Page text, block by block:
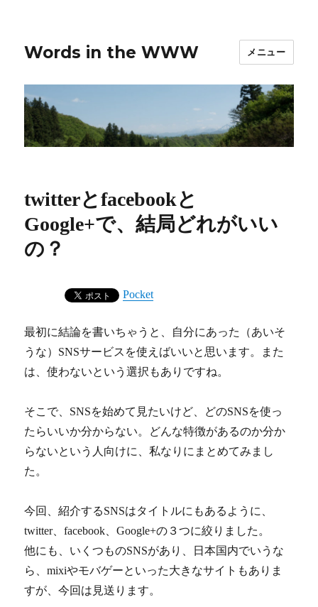
Words in the WWW メニュー
twitterとfacebookと
Google+で、結局どれがいい
の？
Pocket
最初に結論を書いちゃうと、自分にあった（あいそ
うな）SNSサービスを使えばいいと思います。また
は、使わないという選択もありですね。
そこで、SNSを始めて見たいけど、どのSNSを使っ
たらいいか分からない。どんな特徴があるのか分か
らないという人向けに、私なりにまとめてみまし
た。
今回、紹介するSNSはタイトルにもあるように、
twitter、facebook、Google+の３つに絞りました。
他にも、いくつものSNSがあり、日本国内でいうな
ら、mixiやモバゲーといった大きなサイトもありま
すが、今回は見送ります。